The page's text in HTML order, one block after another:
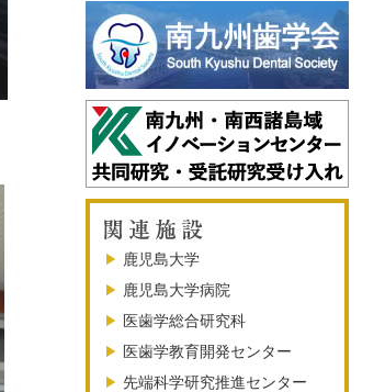
鹿児島大学
鹿児島大学病院
医歯学総合研究科
医歯学教育開発センター
先端科学研究推進センター